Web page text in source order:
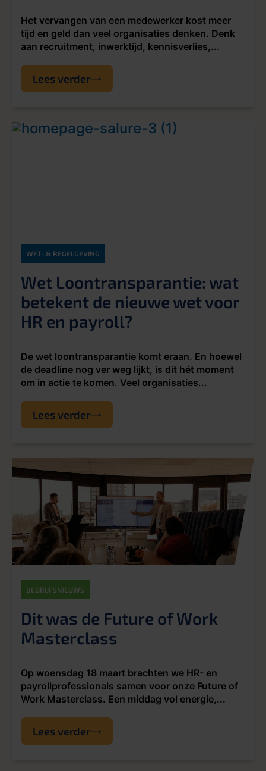
Het vervangen van een medewerker kost meer
tijd en geld dan veel organisaties denken. Denk
aan recruitment, inwerktijd, kennisverlies,...
Lees verder
WET- & REGELGEVING
Wet Loontransparantie: wat
betekent de nieuwe wet voor
HR en payroll?
De wet loontransparantie komt eraan. En hoewel
de deadline nog ver weg lijkt, is dit hét moment
om in actie te komen. Veel organisaties...
Lees verder
BEDRIJFSNIEUWS
Dit was de Future of Work
Masterclass
Op woensdag 18 maart brachten we HR- en
payrollprofessionals samen voor onze Future of
Work Masterclass. Een middag vol energie,...
Lees verder